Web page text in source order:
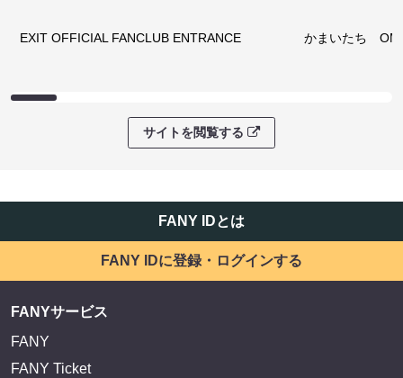
EXIT OFFICIAL FANCLUB ENTRANCE かまいたち
サイトを閲覧する
FANY IDとは
FANY IDに登録・ログインする
FANYサービス
FANY
FANY Ticket